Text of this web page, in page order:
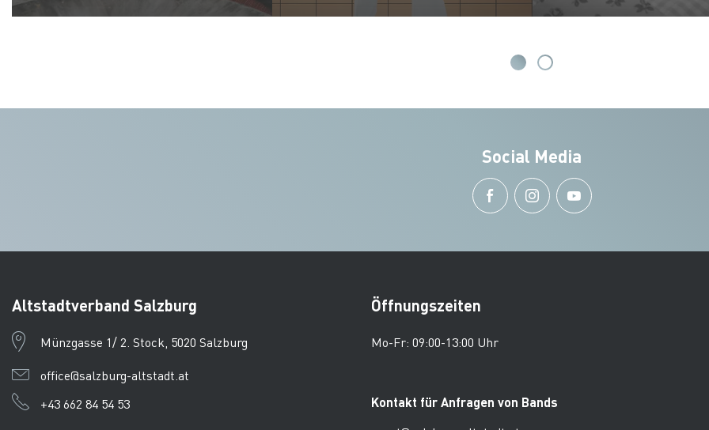
Social Media
Altstadtverband Salzburg
Münzgasse 1/ 2. Stock, 5020 Salzburg
office@salzburg-altstadt.at
+43 662 84 54 53
Öffnungszeiten
Mo-Fr: 09:00-13:00 Uhr
Kontakt für Anfragen von Bands